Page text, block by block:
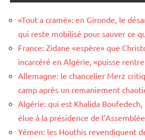
«Tout a cramé»: en Gironde, le
qui reste mobilisé pour sauver ce
France: Zidane «espère» que
incarcéré en Algérie, «puisse
Allemagne: le chancelier Merz
camp après un remaniement
Algérie: qui est Khalida
élue à la présidence de
Yémen: les Houthis revendiquent